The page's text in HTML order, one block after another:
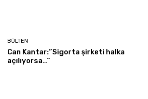
BÜLTEN
Can Kantar:”Sigorta şirketi halka
açılıyorsa…”